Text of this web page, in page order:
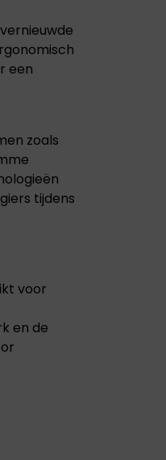
een
zoals
tijdens
voor
en de